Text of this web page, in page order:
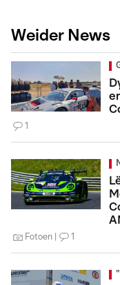
Weider News
1
Fotoen 1